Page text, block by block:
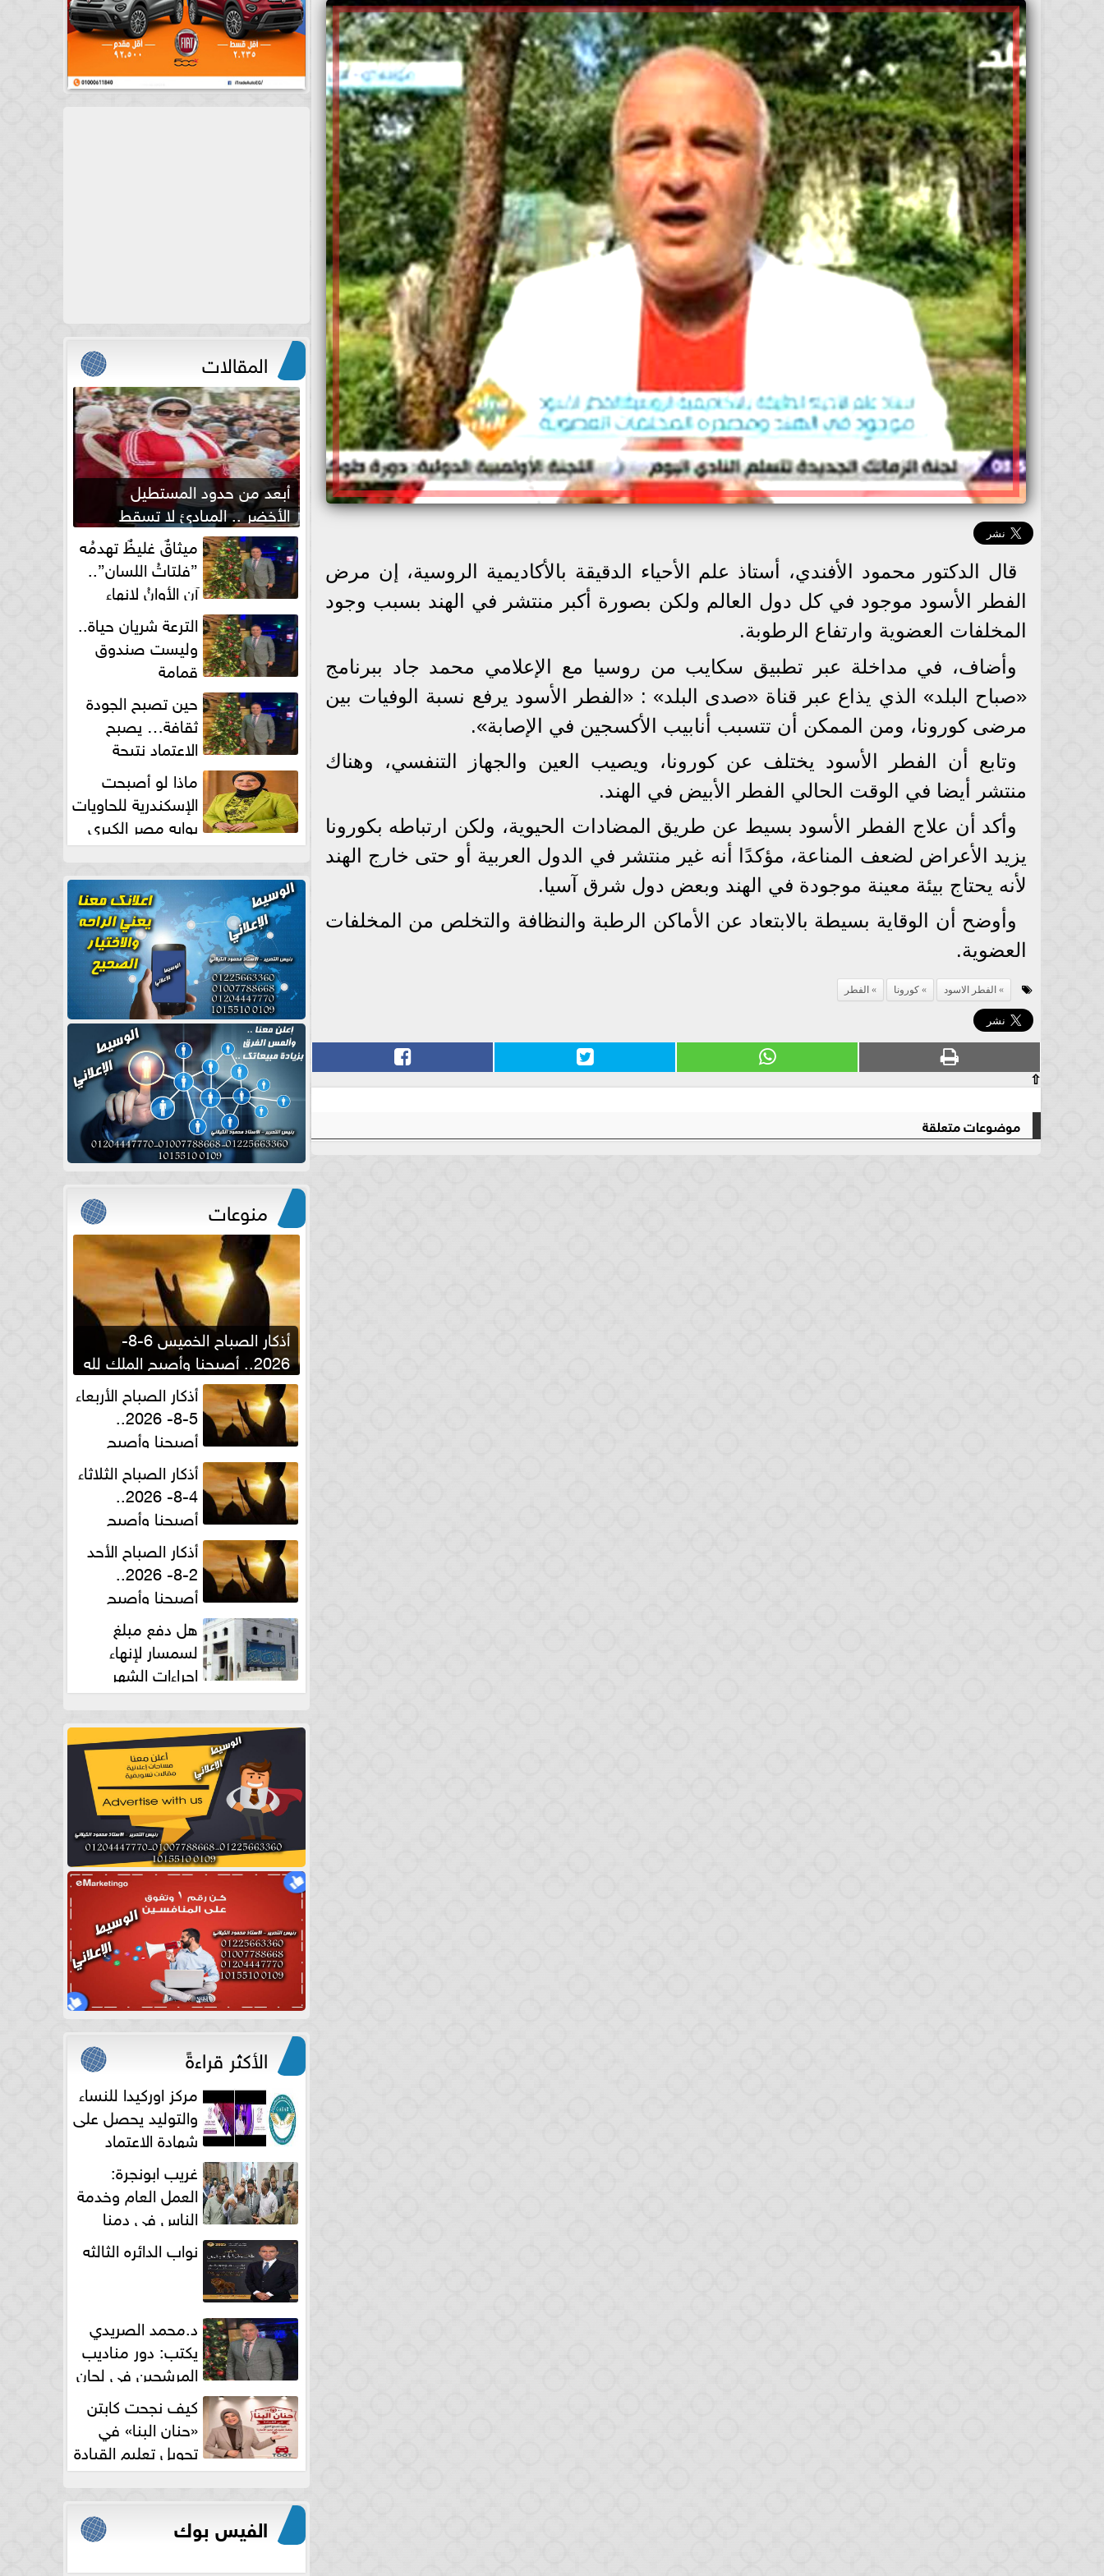
قال الدكتور محمود الأفندي، أستاذ علم الأحياء الدقيقة بالأكاديمية الروسية، إن مرض
الفطر الأسود موجود في كل دول العالم ولكن بصورة أكبر منتشر في الهند بسبب وجود
المخلفات العضوية وارتفاع الرطوبة.
وأضاف، في مداخلة عبر تطبيق سكايب من روسيا مع الإعلامي محمد جاد ببرنامج
«صباح البلد» الذي يذاع عبر قناة «صدى البلد» : «الفطر الأسود يرفع نسبة الوفيات بين
مرضى كورونا، ومن الممكن أن تتسبب أنابيب الأكسجين في الإصابة».
وتابع أن الفطر الأسود يختلف عن كورونا، ويصيب العين والجهاز التنفسي، وهناك
منتشر أيضا في الوقت الحالي الفطر الأبيض في الهند.
وأكد أن علاج الفطر الأسود بسيط عن طريق المضادات الحيوية، ولكن ارتباطه بكورونا
يزيد الأعراض لضعف المناعة، مؤكدًا أنه غير منتشر في الدول العربية أو حتى خارج الهند
لأنه يحتاج بيئة معينة موجودة في الهند وبعض دول شرق آسيا.
وأوضح أن الوقاية بسيطة بالابتعاد عن الأماكن الرطبة والنظافة والتخلص من المخلفات
العضوية.
الفطر الاسود كورونا الفطر
⇧
موضوعات متعلقة
المقالات
أبعد من حدود المستطيل
الأخضر .. المبادئ لا تسقط
بصفارة الحكم ميثاقٌ غليظٌ تهدمُه
”فلتاتُ اللسان”..
آن الأوانُ لإنهاءِ
فوضى الطلاق الشفهي!الترعة شريان حياة..
وليست صندوق
قمامة
حين تصبح الجودة
ثقافة… يصبح
الاعتماد نتيجة
طبيعية
ماذا لو أصبحت
الإسكندرية للحاويات
بوابه مصر الكبري
للتجارة العالمية بقلم د...
منوعات
أذكار الصباح الخميس 6-8-
2026.. أصبحنا وأصبح الملك لله
والحمد لله
أذكار الصباح الأربعاء
5-8- 2026..
أصبحنا وأصبح
الملك لله والحمد للهأذكار الصباح الثلاثاء
4-8- 2026..
أصبحنا وأصبح
الملك لله والحمد للهأذكار الصباح الأحد
2-8- 2026..
أصبحنا وأصبح
الملك لله والحمد للههل دفع مبلغ
لسمسار لإنهاء
إجراءات الشهر
العقارى حلال؟.. أمين الفتوى يجيب
الأكثر قراءةً
مركز اوركيدا للنساء
والتوليد يحصل على
شهادة الاعتماد
الكامل
غريب ابونجرة:
العمل العام وخدمة
الناس فى دمنا
نواب الدائره الثالثه
د.محمد الصريدي
يكتب: دور مناديب
المرشحين في لجان
الانتخابات
كيف نجحت كابتن
«حنان البنا» في
تحويل تعليم القيادة
النسائية من خوف...
الفيس بوك